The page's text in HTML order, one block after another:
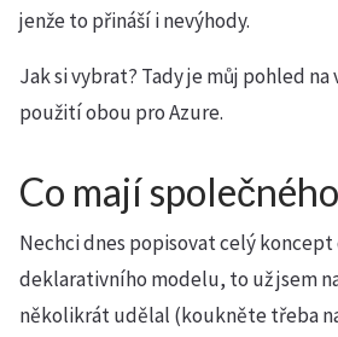
jenže to přináší i nevýhody.
Jak si vybrat? Tady je můj pohled na
použití obou pro Azure.
Co mají společného
Nechci dnes popisovat celý
deklarativního modelu, to už jsem
několikrát udělal (koukněte třeba